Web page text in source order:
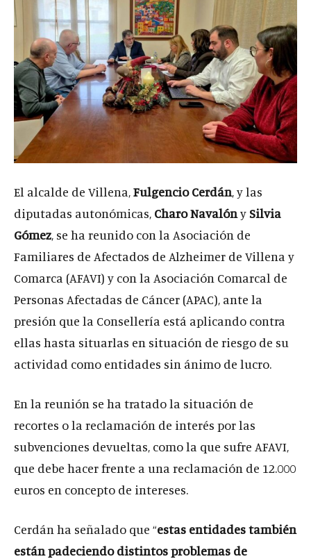
El alcalde de Villena,Fulgencio Cerdán, y las
diputadas autonómicas, Charo NavalónySilvia
Gómez, se ha reunido con la Asociación de
Familiares de Afectados de Alzheimer de Villena y
Comarca (AFAVI) y con la Asociación Comarcal de
Personas Afectadas de Cáncer (APAC), ante la
presión que la Consellería está aplicando contra
ellas hasta situarlas en situación de riesgo de su
actividad como entidades sin ánimo de lucro.
En la reunión se ha tratado la situación de
recortes o la reclamación de interés por las
subvenciones devueltas, como la que sufre AFAVI,
que debe hacer frente a una reclamación de 12.000
euros en concepto de intereses.
Cerdán ha señalado que “estas entidades también
están padeciendo distintos problemas de